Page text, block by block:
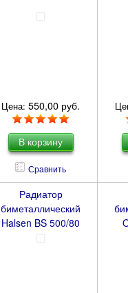
Цена: 550,00 руб.
Сравнить
Радиатор
биметаллический
Halsen BS 500/80